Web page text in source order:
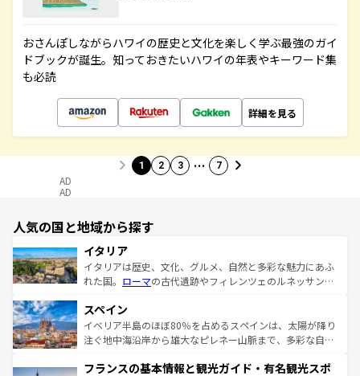
おさんぽしながらハワイの歴史と文化を楽しく学ぶ最強のガイ
ドブックが誕生。知っておきたいハワイの年表やキーワード集
も必読
詳細を見る
1 2 3 … 7
AD
AD
人気の国と地域から探す
イタリア
イタリアは歴史、文化、グルメ、自然と多彩な魅力にあふ
れた国。 ローマの古代遺跡やフィレンツェのルネッサンス
ろん、トスカーナの美しい田園風景やアマルフィ海岸の絶
景など、自然景観も見逃せない。観光の合間には、本場の
ピザやパスタなど、絶品のイタリア料理を堪能することも
ませてくれるイタリアで、忘れられない旅をしてみよう！
スペイン
イベリア半島のほぼ80％を占めるスペインは、太陽が降り
注ぐ地中海沿岸から雄大なピレネー山脈まで、多彩な自然
文化が根付くこの国では、情熱的なフラメンコ、熱気あふ
フランスの基本情報と観光ガイド・有名観光スポ